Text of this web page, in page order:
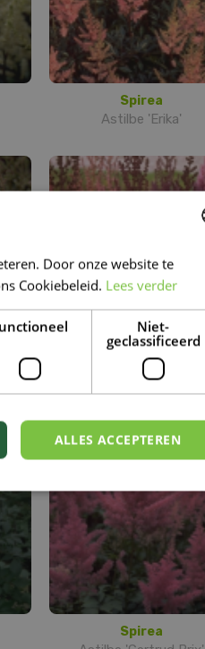
Spirea
Astilbe 'Erika'
Spirea
Astilbe chinensis
'Purpurkerze'
Spirea
Door onze website te
Cookiebeleid. Lees verder
Niet-
geclassificeerd
ALLES ACCEPTEREN